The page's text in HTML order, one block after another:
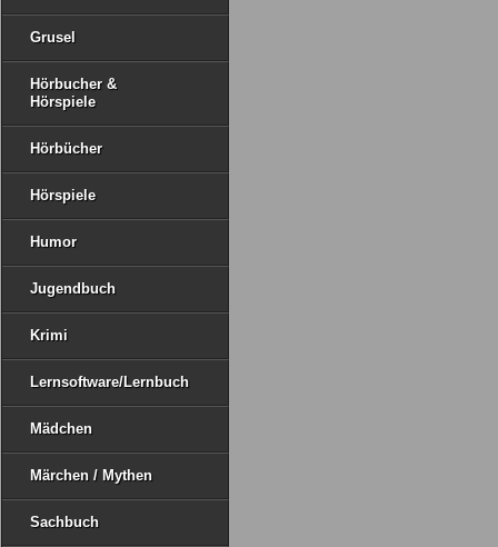
Grusel
Hörbucher &
Hörspiele
Hörbücher
Hörspiele
Humor
Jugendbuch
Krimi
Lernsoftware/Lernbuch
Mädchen
Märchen / Mythen
Sachbuch